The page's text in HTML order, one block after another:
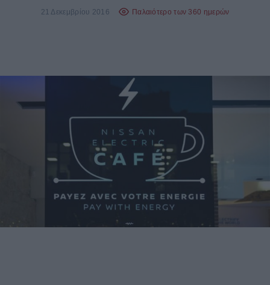
21 Δεκεμβρίου 2016 Παλαιότερο των 360 ημερών